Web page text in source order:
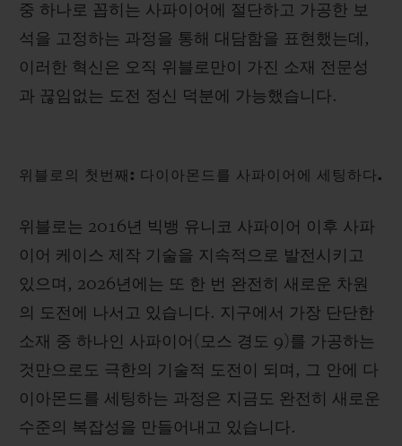
중 하나로 꼽히는 사파이어에 절단하고 가공한 보
석을 고정하는 과정을 통해 대담함을 표현했는데,
이러한 혁신은 오직 위블로만이 가진 소재 전문성
과 끊임없는 도전 정신 덕분에 가능했습니다.
위블로의 첫번째: 다이아몬드를 사파이어에 세팅하다.
위블로는 2016년 빅뱅 유니코 사파이어 이후 사파
이어 케이스 제작 기술을 지속적으로 발전시키고
있으며, 2026년에는 또 한 번 완전히 새로운 차원
의 도전에 나서고 있습니다. 지구에서 가장 단단한
소재 중 하나인 사파이어(모스 경도 9)를 가공하는
것만으로도 극한의 기술적 도전이 되며, 그 안에 다
이아몬드를 세팅하는 과정은 지금도 완전히 새로운
수준의 복잡성을 만들어내고 있습니다.